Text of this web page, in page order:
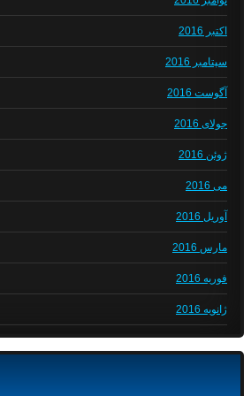
اکتبر 2016
سپتامبر 2016
آگوست 2016
جولای 2016
ژوئن 2016
می 2016
آوریل 2016
مارس 2016
فوریه 2016
ژانویه 2016